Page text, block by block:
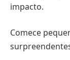
impacto.
Comece